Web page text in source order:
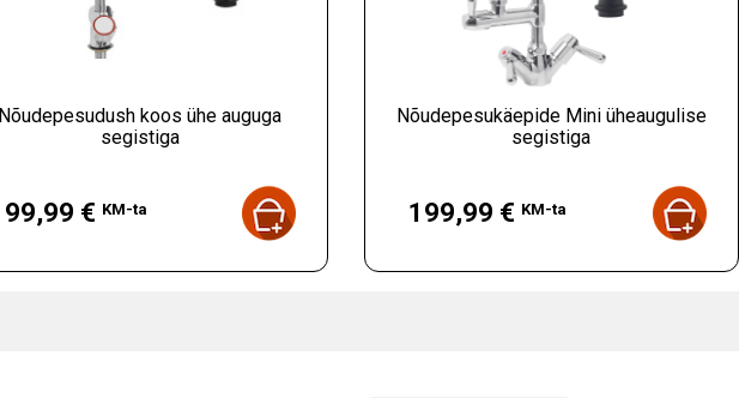
Nõudepesudush koos ühe auguga
segistiga
99,99 € KM-ta
Nõudepesukäepide Mini üheaugulise
segistiga
199,99 € KM-ta